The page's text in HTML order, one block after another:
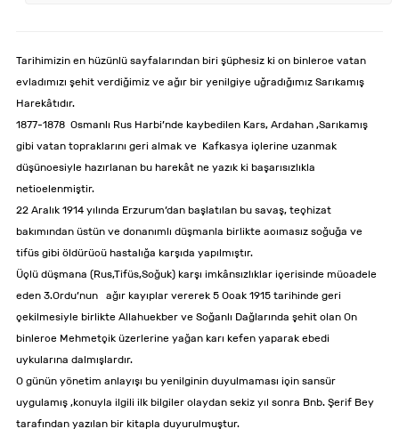
Tarihimizin en hüzünlü sayfalarından biri şüphesiz ki on binlerce vatan
evladımızı şehit verdiğimiz ve ağır bir yenilgiye uğradığımız Sarıkamış
Harekâtıdır.
1877-1878 Osmanlı Rus Harbi’nde kaybedilen Kars, Ardahan ,Sarıkamış
gibi vatan topraklarını geri almak ve Kafkasya içlerine uzanmak
düşüncesiyle hazırlanan bu harekât ne yazık ki başarısızlıkla
neticelenmiştir.
22 Aralık 1914 yılında Erzurum’dan başlatılan bu savaş, teçhizat
bakımından üstün ve donanımlı düşmanla birlikte acımasız soğuğa ve
tifüs gibi öldürücü hastalığa karşıda yapılmıştır.
Üçlü düşmana (Rus,Tifüs,Soğuk) karşı imkânsızlıklar içerisinde mücadele
eden 3.Ordu’nun ağır kayıplar vererek 5 Ocak 1915 tarihinde geri
çekilmesiyle birlikte Allahuekber ve Soğanlı Dağlarında şehit olan On
binlerce Mehmetçik üzerlerine yağan karı kefen yaparak ebedi
uykularına dalmışlardır.
O günün yönetim anlayışı bu yenilginin duyulmaması için sansür
uygulamış ,konuyla ilgili ilk bilgiler olaydan sekiz yıl sonra Bnb. Şerif Bey
tarafından yazılan bir kitapla duyurulmuştur.